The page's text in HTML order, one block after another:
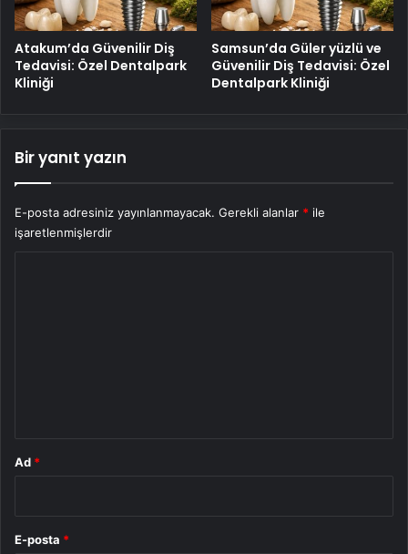
Atakum’da Güvenilir Diş
Tedavisi: Özel Dentalpark
Kliniği
Samsun’da Güler yüzlü ve
Güvenilir Diş Tedavisi: Özel
Dentalpark Kliniği
Bir yanıt yazın
E-posta adresiniz yayınlanmayacak. Gerekli alanlar * ile
işaretlenmişlerdir
Ad *
E-posta *